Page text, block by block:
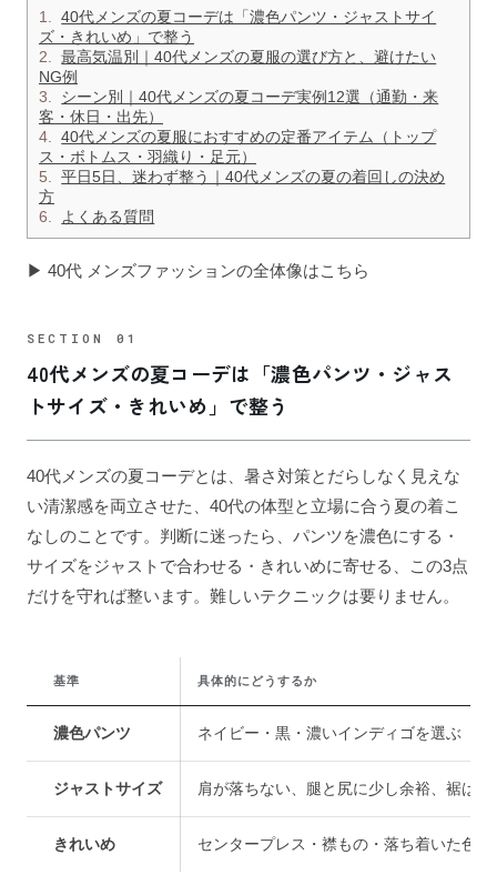
1.
40代メンズの夏コーデは「濃色パンツ・ジャストサイ
ズ・きれいめ」で整う
2.
最高気温別｜40代メンズの夏服の選び方と、避けたい
NG例
3.
シーン別｜40代メンズの夏コーデ実例12選（通勤・来
客・休日・出先）
4.
40代メンズの夏服におすすめの定番アイテム（トップ
ス・ボトムス・羽織り・足元）
5.
平日5日、迷わず整う｜40代メンズの夏の着回しの決め
方
6.
よくある質問
▶ 40代 メンズファッションの全体像はこちら
40代メンズの夏コーデは「濃色パンツ・ジャス
トサイズ・きれいめ」で整う
40代メンズの夏コーデとは、暑さ対策とだらしなく見えな
い清潔感を両立させた、40代の体型と立場に合う夏の着こ
なしのことです。判断に迷ったら、パンツを濃色にする・
サイズをジャストで合わせる・きれいめに寄せる、この3点
だけを守れば整います。難しいテクニックは要りません。
基準 具体的にどうするか
濃色パンツ ネイビー・黒・濃いインディゴを選ぶ
ジャストサイズ 肩が落ちない、腿と尻に少し余裕、裾は
きれいめ センタープレス・襟もの・落ち着いた色